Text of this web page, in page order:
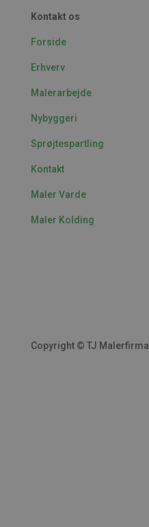
Kontakt os
Forside
Erhverv
Malerarbejde
Nybyggeri
Sprøjtespartling
Kontakt
Maler Varde
Maler Kolding
Copyright © TJ Malerfirma